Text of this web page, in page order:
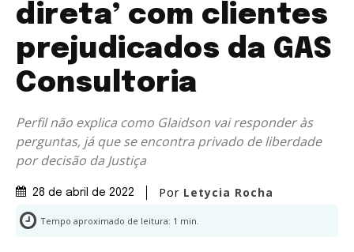
direta’ com clientes
prejudicados da GAS
Consultoria
Perfil não explica como Glaidson vai responder às
perguntas, já que se encontra privado de liberdade
por decisão da Justiça
28 de abril de 2022 Por Letycia Rocha
Tempo aproximado de leitura: 1 min.